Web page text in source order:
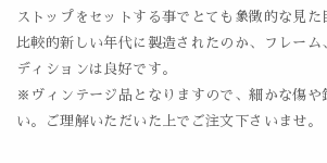
ストップをセットする事でとても象徴的な見た
比較的新しい年代に製造されたのか、フレーム
ディションは良好です。
※ヴィンテージ品となりますので、細かな傷や
い。ご理解いただいた上でご注文下さいませ。